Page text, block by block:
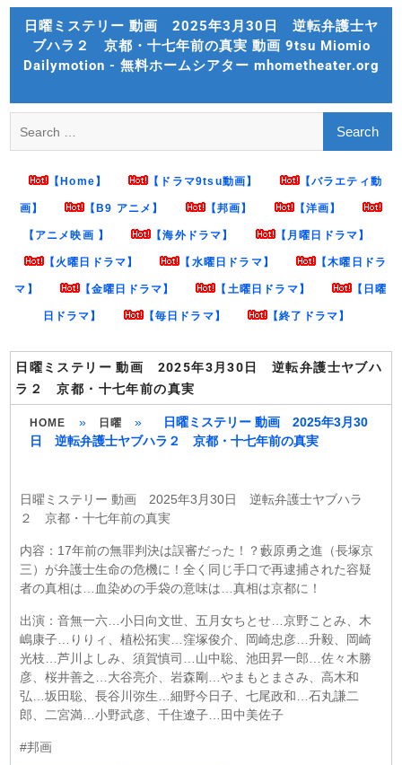
Skip
content
日曜ミステリー 動画 2025年3月30日 逆転弁護士ヤ
ブハラ２ 京都・十七年前の真実 動画 9tsu Miomio
Dailymotion - 無料ホームシアター mhometheater.org
for:
【Home】 【ドラマ9tsu動画】 【バラエティ動
画】 【B9 アニメ】 【邦画】 【洋画】
【アニメ映画 】 【海外ドラマ】 【月曜日ドラマ】
【火曜日ドラマ】 【水曜日ドラマ】 【木曜日ドラ
マ】 【金曜日ドラマ】 【土曜日ドラマ】 【日曜
日ドラマ】 【毎日ドラマ】 【終了ドラマ】
日曜ミステリー 動画 2025年3月30日 逆転弁護士ヤブハ
ラ２ 京都・十七年前の真実
HOME » 日曜 »
日曜ミステリー 動画 2025年3月30
日 逆転弁護士ヤブハラ２ 京都・十七年前の真実
日曜ミステリー 動画 2025年3月30日 逆転弁護士ヤブハラ
２ 京都・十七年前の真実
内容：17年前の無罪判決は誤審だった！？藪原勇之進（長塚京
三）が弁護士生命の危機に！全く同じ手口で再逮捕された容疑
者の真相は…血染めの手袋の意味は…真相は京都に！
出演：音無一六…小日向文世、五月女ちとせ…京野ことみ、木
嶋康子…りりィ、植松拓実…窪塚俊介、岡崎忠彦…升毅、岡崎
光枝…芦川よしみ、須賀慎司…山中聡、池田昇一郎…佐々木勝
彦、桜井善之…大谷亮介、岩森剛…やまもとまさみ、高木和
弘…坂田聡、長谷川弥生…細野今日子、七尾政和…石丸謙二
郎、二宮満…小野武彦、千住遼子…田中美佐子
#邦画